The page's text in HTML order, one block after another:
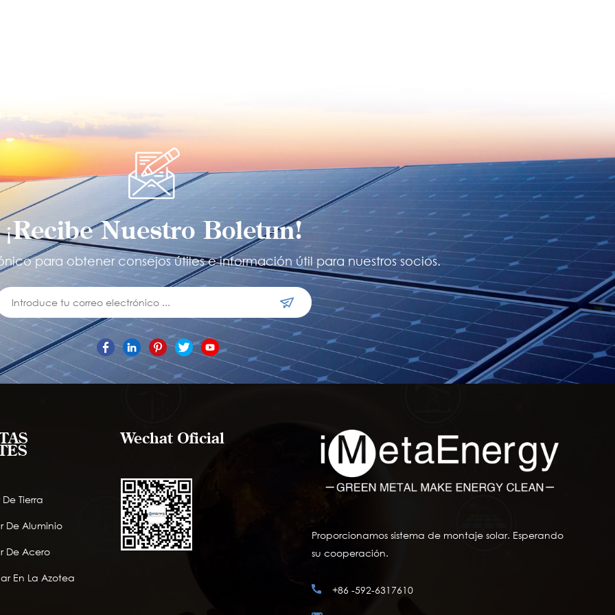
¡Recibe Nuestro Boletín!
para obtener consejos útiles e información útil para nuestros socios.
Tierra
De Aluminio
De Acero
En La Azotea
Wechat Oficial
Proporcionamos sistema de montaje solar. Esperando
su cooperación.
+86 -592-6317610